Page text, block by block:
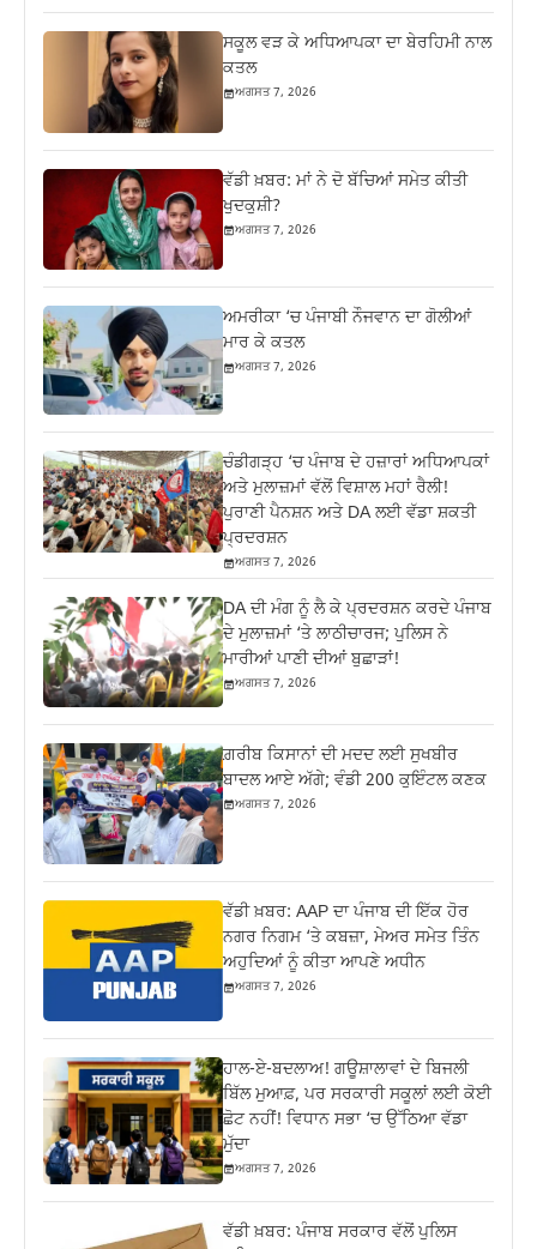
ਸਕੂਲ ਵੜ ਕੇ ਅਧਿਆਪਕਾ ਦਾ ਬੇਰਹਿਮੀ ਨਾਲ
ਕਤਲ
ਅਗਸਤ 7, 2026
ਵੱਡੀ ਖ਼ਬਰ: ਮਾਂ ਨੇ ਦੋ ਬੱਚਿਆਂ ਸਮੇਤ ਕੀਤੀ
ਖੁਦਕੁਸ਼ੀ?
ਅਗਸਤ 7, 2026
ਅਮਰੀਕਾ ‘ਚ ਪੰਜਾਬੀ ਨੌਜਵਾਨ ਦਾ ਗੋਲੀਆਂ
ਮਾਰ ਕੇ ਕਤਲ
ਅਗਸਤ 7, 2026
ਚੰਡੀਗੜ੍ਹ ‘ਚ ਪੰਜਾਬ ਦੇ ਹਜ਼ਾਰਾਂ ਅਧਿਆਪਕਾਂ
ਅਤੇ ਮੁਲਾਜ਼ਮਾਂ ਵੱਲੋਂ ਵਿਸ਼ਾਲ ਮਹਾਂ ਰੈਲੀ!
ਪੁਰਾਣੀ ਪੈਨਸ਼ਨ ਅਤੇ DA ਲਈ ਵੱਡਾ ਸ਼ਕਤੀ
ਪ੍ਰਦਰਸ਼ਨ
ਅਗਸਤ 7, 2026
DA ਦੀ ਮੰਗ ਨੂੰ ਲੈ ਕੇ ਪ੍ਰਦਰਸ਼ਨ ਕਰਦੇ ਪੰਜਾਬ
ਦੇ ਮੁਲਾਜ਼ਮਾਂ ‘ਤੇ ਲਾਠੀਚਾਰਜ; ਪੁਲਿਸ ਨੇ
ਮਾਰੀਆਂ ਪਾਣੀ ਦੀਆਂ ਬੁਛਾੜਾਂ!
ਅਗਸਤ 7, 2026
ਗ਼ਰੀਬ ਕਿਸਾਨਾਂ ਦੀ ਮਦਦ ਲਈ ਸੁਖਬੀਰ
ਬਾਦਲ ਆਏ ਅੱਗੇ; ਵੰਡੀ 200 ਕੁਇੰਟਲ ਕਣਕ
ਅਗਸਤ 7, 2026
ਵੱਡੀ ਖ਼ਬਰ: AAP ਦਾ ਪੰਜਾਬ ਦੀ ਇੱਕ ਹੋਰ
ਨਗਰ ਨਿਗਮ ‘ਤੇ ਕਬਜ਼ਾ, ਮੇਅਰ ਸਮੇਤ ਤਿੰਨ
ਅਹੁਦਿਆਂ ਨੂੰ ਕੀਤਾ ਆਪਣੇ ਅਧੀਨ
ਅਗਸਤ 7, 2026
ਹਾਲ-ਏ-ਬਦਲਾਅ! ਗਊਸ਼ਾਲਾਵਾਂ ਦੇ ਬਿਜਲੀ
ਬਿੱਲ ਮੁਆਫ਼, ਪਰ ਸਰਕਾਰੀ ਸਕੂਲਾਂ ਲਈ ਕੋਈ
ਛੋਟ ਨਹੀਂ! ਵਿਧਾਨ ਸਭਾ ‘ਚ ਉੱਠਿਆ ਵੱਡਾ
ਮੁੱਦਾ
ਅਗਸਤ 7, 2026
ਵੱਡੀ ਖ਼ਬਰ: ਪੰਜਾਬ ਸਰਕਾਰ ਵੱਲੋਂ ਪੁਲਿਸ